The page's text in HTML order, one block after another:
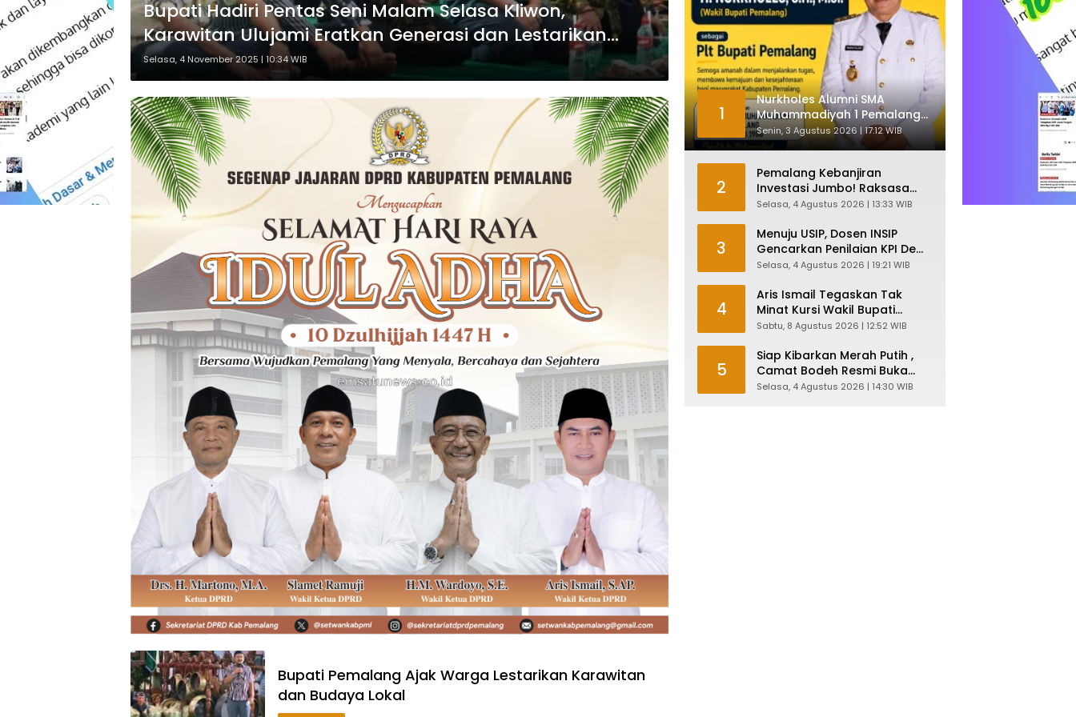
Bupati Hadiri Pentas Seni Malam Selasa Kliwon,
Karawitan Ulujami Eratkan Generasi dan Lestarikan
Budaya
Selasa, 4 November 2025 | 10:34 WIB
Bupati Pemalang Ajak Warga Lestarikan Karawitan
dan Budaya Lokal
1
Nurkholes Alumni SMA
Muhammadiyah 1 Pemalang
Angkatan 1986 Resmi
Menjabat Plt Bupati, Inilah
Senin, 3 Agustus 2026 | 17:12 WIB
2
Pemalang Kebanjiran
Investasi Jumbo! Raksasa
Garmen Jepang Siap Bangun
Tenaga Kerja
Selasa, 4 Agustus 2026 | 13:33 WIB
3
Menuju USIP, Dosen INSIP
Gencarkan Penilaian KPI Demi
Mutu Akademik
Selasa, 4 Agustus 2026 | 19:21 WIB
4
Aris Ismail Tegaskan Tak
Minat Kursi Wakil Bupati
Pemalang, Fokus Kawal
Sabtu, 8 Agustus 2026 | 12:52 WIB
5
Siap Kibarkan Merah Putih ,
Camat Bodeh Resmi Buka
Pelatihan Capaska 2026
Selasa, 4 Agustus 2026 | 14:30 WIB